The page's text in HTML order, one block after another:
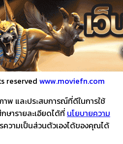
reserved www.moviefn.com
พ และประสบการณ์ที่ดีในการใช้
ารายละเอียดได้ที่ นโยบายความ
ความเป็นส่วนตัวเองได้ของคุณได้